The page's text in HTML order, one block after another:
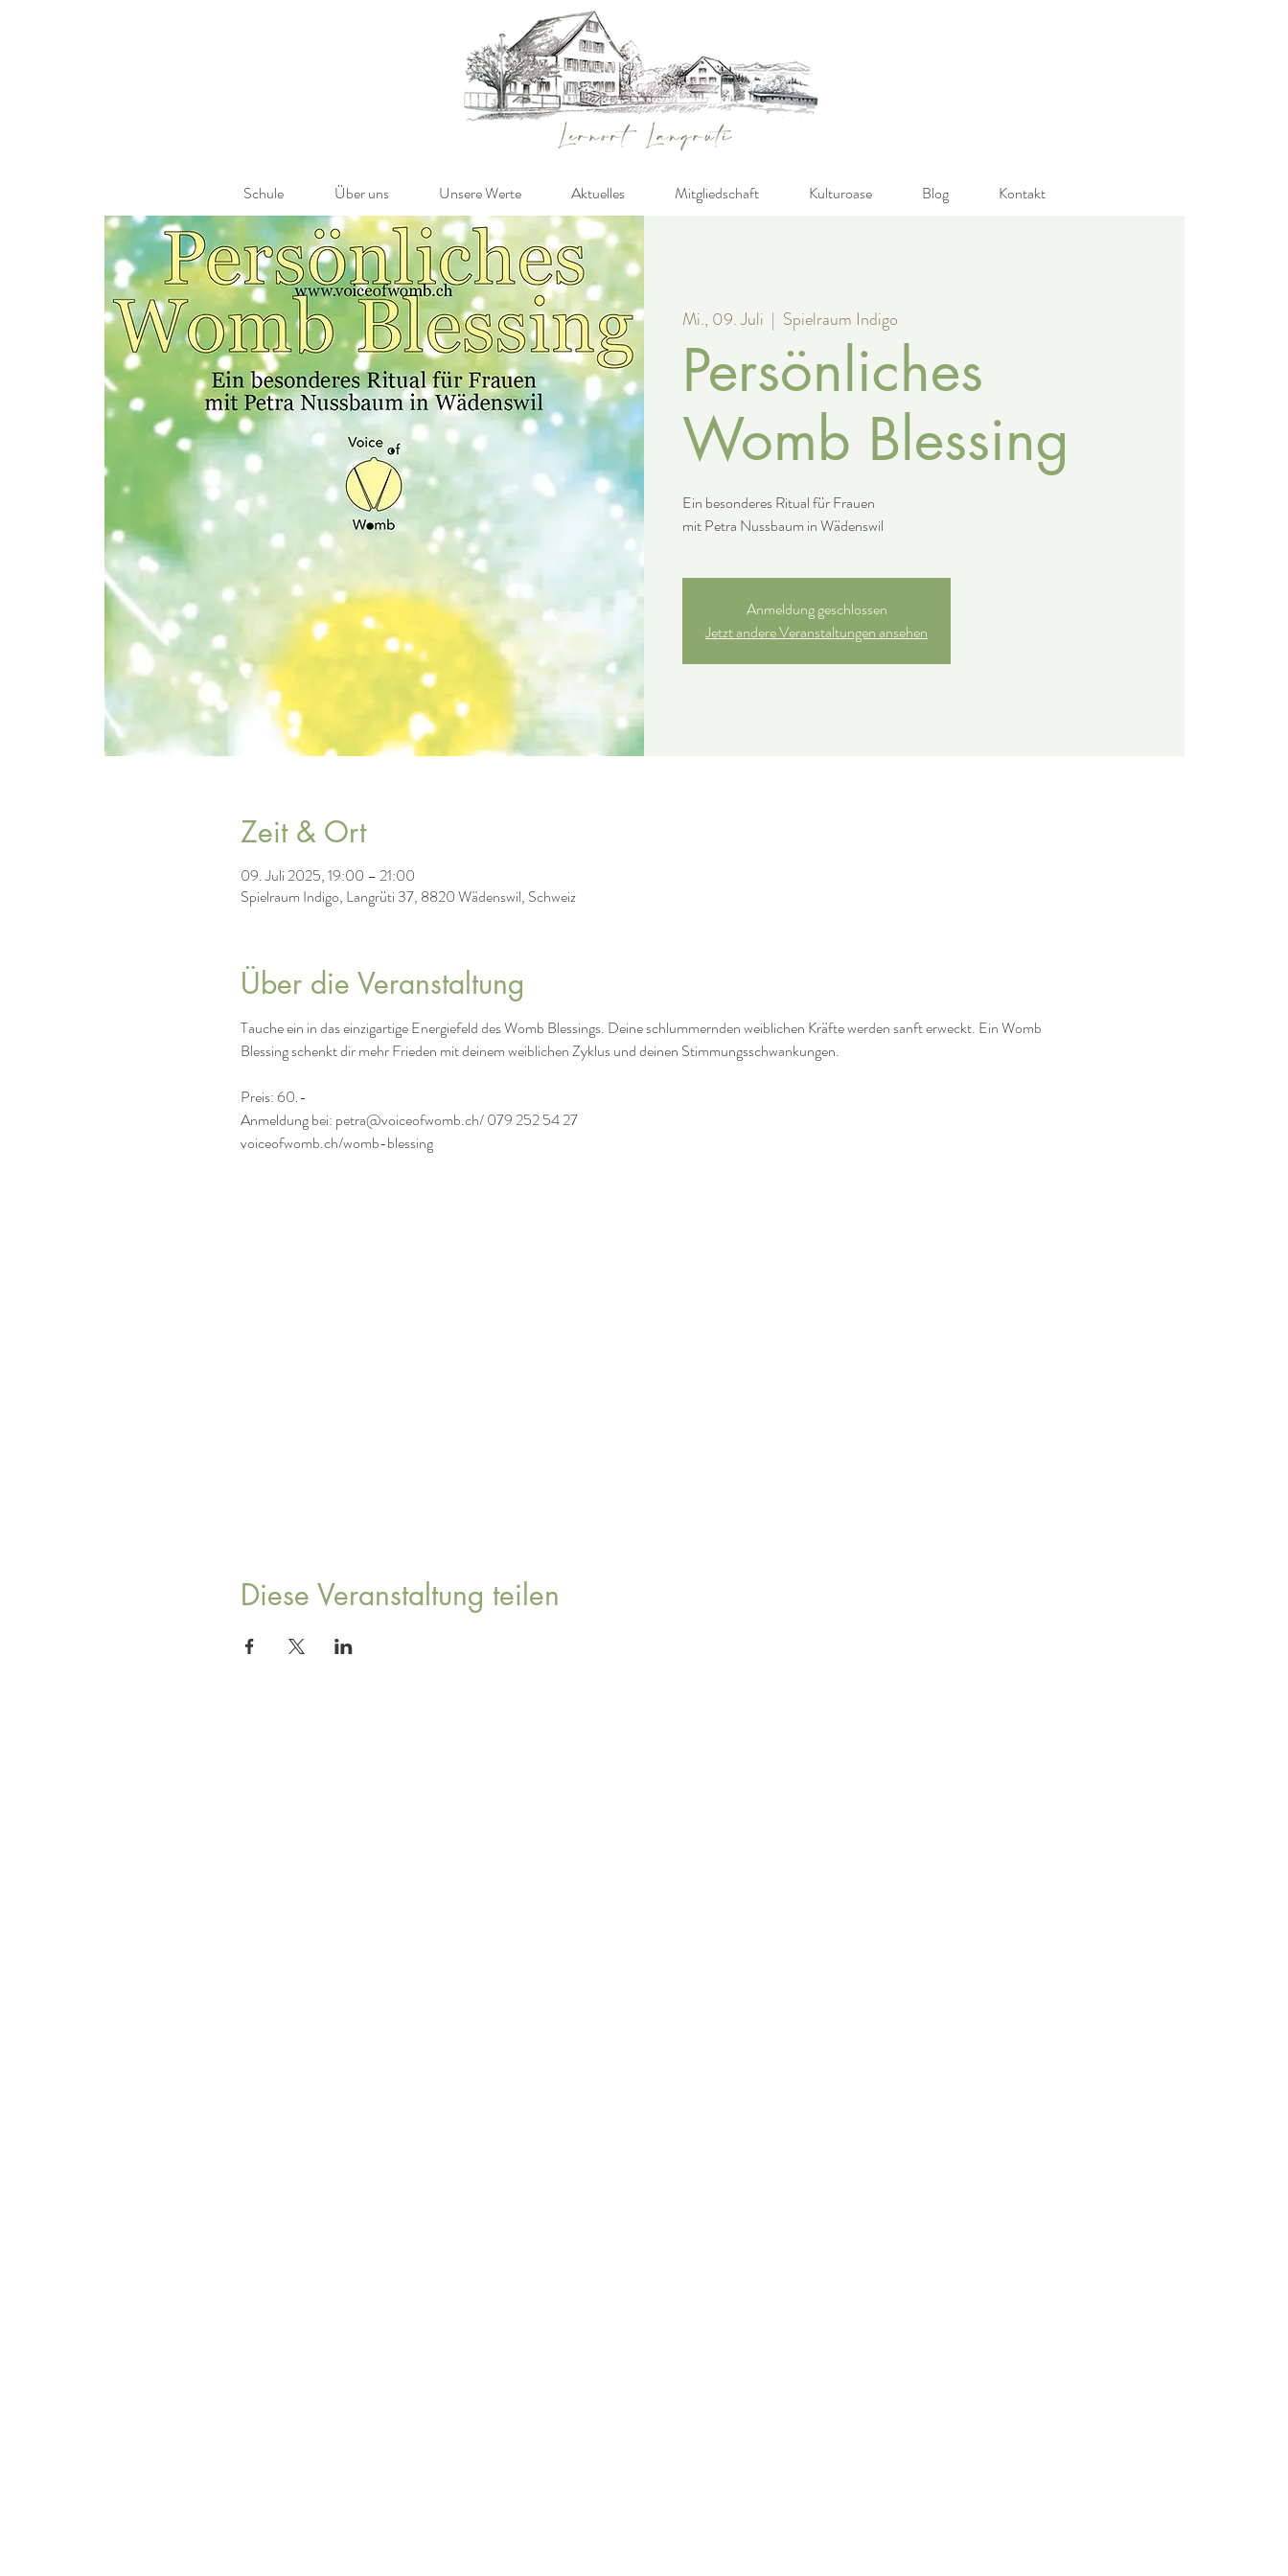
Schule Über uns Unsere Werte Aktuelles Mitgliedschaft Kulturoase Blog Kontakt
Mi., 09. Juli
  |
Spielraum Indigo
Persönliches
Womb Blessing
Ein besonderes Ritual für Frauen
Anmeldung geschlossen
Jetzt andere Veranstaltungen ansehen
Zeit & Ort
09. Juli 2025, 19:00 – 21:00
Spielraum Indigo, Langrüti 37, 8820 Wädenswil, Schweiz
Über die Veranstaltung
Tauche ein in das einzigartige Energiefeld des Womb Blessings. Deine schlummernden weiblichen Kräfte werden sanft erweckt. Ein Womb
Blessing schenkt dir mehr Frieden mit deinem weiblichen Zyklus und deinen Stimmungsschwankungen.
Preis: 60.-
Anmeldung bei: petra@voiceofwomb.ch/ 079 252 54 27
voiceofwomb.ch/womb-blessing
Diese Veranstaltung teilen